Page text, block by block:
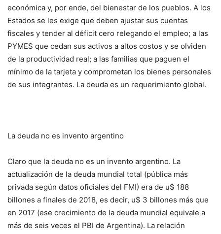
económica y, por ende, del bienestar de los pueblos. A los
Estados se les exige que deben ajustar sus cuentas
fiscales y tender al déficit cero relegando el empleo; a las
PYMES que cedan sus activos a altos costos y se olviden
de la productividad real; a las familias que paguen el
mínimo de la tarjeta y comprometan los bienes personales
de sus integrantes. La deuda es un requerimiento global.
La deuda no es invento argentino
Claro que la deuda no es un invento argentino. La
actualización de la deuda mundial total (pública más
privada según datos oficiales del FMI) era de u$ 188
billones a finales de 2018, es decir, u$ 3 billones más que
en 2017 (ese crecimiento de la deuda mundial equivale a
más de seis veces el PBI de Argentina). La relación